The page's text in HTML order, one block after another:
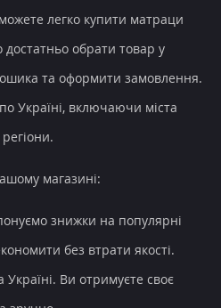
легко купити матраци
обрати товар у
та оформити замовлення.
Україні, включаючи міста
магазині:
знижки на популярні
без втрати якості.
Ви отримуєте своє